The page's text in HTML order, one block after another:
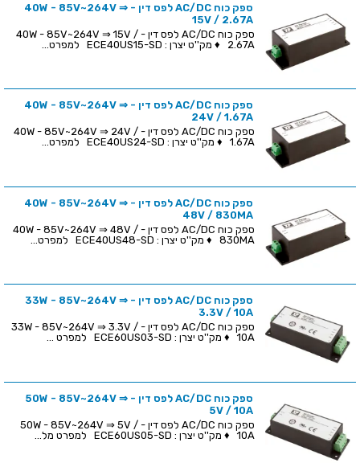
ספק כוח AC/DC לפס דין - 40W - 85V~264V ⇒
15V / 2.67A
ספק כוח AC/DC לפס דין - 40W - 85V~264V ⇒ 15V /
2.67A ♦ מק''ט יצרן : ECE40US15-SD למפרט...
ספק כוח AC/DC לפס דין - 40W - 85V~264V ⇒
24V / 1.67A
ספק כוח AC/DC לפס דין - 40W - 85V~264V ⇒ 24V /
1.67A ♦ מק''ט יצרן : ECE40US24-SD למפרט...
ספק כוח AC/DC לפס דין - 40W - 85V~264V ⇒
48V / 830MA
ספק כוח AC/DC לפס דין - 40W - 85V~264V ⇒ 48V /
830MA ♦ מק''ט יצרן : ECE40US48-SD למפרט...
ספק כוח AC/DC לפס דין - 33W - 85V~264V ⇒
3.3V / 10A
ספק כוח AC/DC לפס דין - 33W - 85V~264V ⇒ 3.3V /
10A ♦ מק''ט יצרן : ECE60US03-SD למפרט ...
ספק כוח AC/DC לפס דין - 50W - 85V~264V ⇒
5V / 10A
ספק כוח AC/DC לפס דין - 50W - 85V~264V ⇒ 5V /
10A ♦ מק''ט יצרן : ECE60US05-SD למפרט מל...